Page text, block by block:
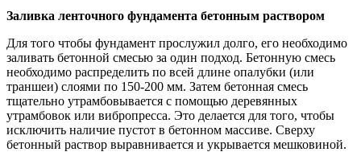
Заливка ленточного фундамента бетонным раствором
Для того чтобы фундамент прослужил долго, его необходимо
заливать бетонной смесью за один подход. Бетонную смесь
необходимо распределить по всей длине опалубки (или
траншеи) слоями по 150-200 мм. Затем бетонная смесь
тщательно утрамбовывается с помощью деревянных
утрамбовок или вибропресса. Это делается для того, чтобы
исключить наличие пустот в бетонном массиве. Сверху
бетонный раствор выравнивается и укрывается мешковиной.